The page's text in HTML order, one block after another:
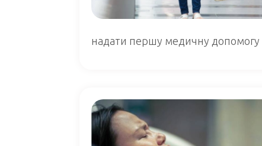
надати першу медичну допомогу